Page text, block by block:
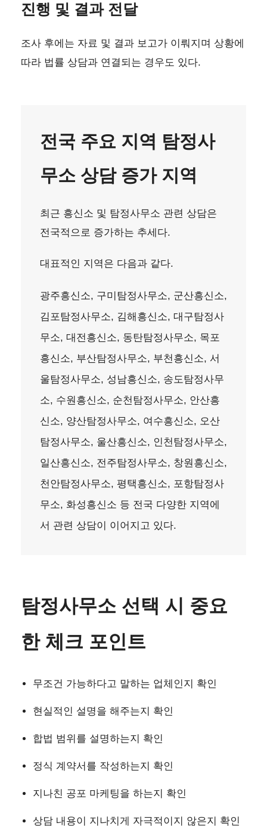
진행 및 결과 전달
조사 후에는 자료 및 결과 보고가 이뤄지며 상황에
따라 법률 상담과 연결되는 경우도 있다.
전국 주요 지역 탐정사
무소 상담 증가 지역
최근 흥신소 및 탐정사무소 관련 상담은
전국적으로 증가하는 추세다.
대표적인 지역은 다음과 같다.
광주흥신소, 구미탐정사무소, 군산흥신소,
김포탐정사무소, 김해흥신소, 대구탐정사
무소, 대전흥신소, 동탄탐정사무소, 목포
흥신소, 부산탐정사무소, 부천흥신소, 서
울탐정사무소, 성남흥신소, 송도탐정사무
소, 수원흥신소, 순천탐정사무소, 안산흥
신소, 양산탐정사무소, 여수흥신소, 오산
탐정사무소, 울산흥신소, 인천탐정사무소,
일산흥신소, 전주탐정사무소, 창원흥신소,
천안탐정사무소, 평택흥신소, 포항탐정사
무소, 화성흥신소 등 전국 다양한 지역에
서 관련 상담이 이어지고 있다.
탐정사무소 선택 시 중요
한 체크 포인트
무조건 가능하다고 말하는 업체인지 확인
현실적인 설명을 해주는지 확인
합법 범위를 설명하는지 확인
정식 계약서를 작성하는지 확인
지나친 공포 마케팅을 하는지 확인
상담 내용이 지나치게 자극적이지 않은지 확인